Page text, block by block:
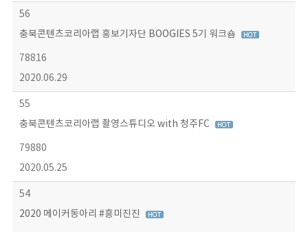
56
충북콘텐츠코리아랩 홍보기자단 BOOGIES 5기 워크숍
78816
2020.06.29
55
충북콘텐츠코리아랩 촬영스튜디오 with 청주FC
79880
2020.05.25
54
2020 메이커동아리 #흥미진진